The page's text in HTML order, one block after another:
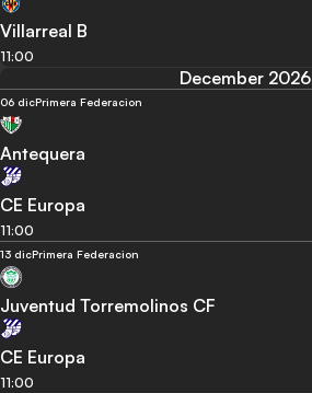
Villarreal B
11:00
December 2026
06 dicPrimera Federacion
Antequera
CE Europa
11:00
13 dicPrimera Federacion
Juventud Torremolinos CF
CE Europa
11:00